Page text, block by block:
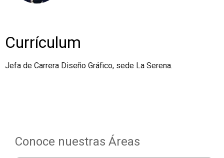
Currículum
Jefa de Carrera Diseño Gráfico, sede La Serena.
Conoce nuestras Áreas